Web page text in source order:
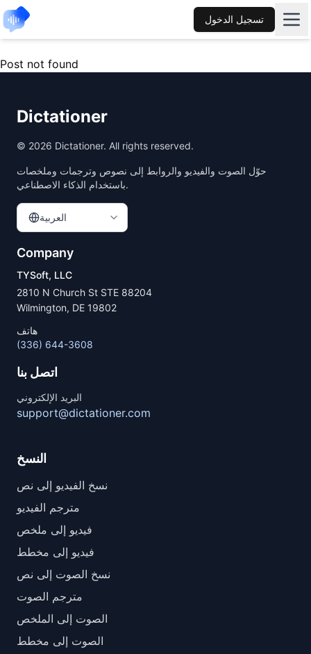
تسجيل الدخول
Post not found
Dictationer
© 2026 Dictationer. All rights reserved.
حوّل الصوت والفيديو والروابط إلى نصوص وترجمات وملخصات
باستخدام الذكاء الاصطناعي.
العربية
Company
TYSoft, LLC
2810 N Church St STE 88204
Wilmington, DE 19802
هاتف
(336) 644-3608
اتصل بنا
البريد الإلكتروني
support@dictationer.com
النسخ
نسخ الفيديو إلى نص
مترجم الفيديو
فيديو إلى ملخص
فيديو إلى مخطط
نسخ الصوت إلى نص
مترجم الصوت
الصوت إلى الملخص
الصوت إلى مخطط